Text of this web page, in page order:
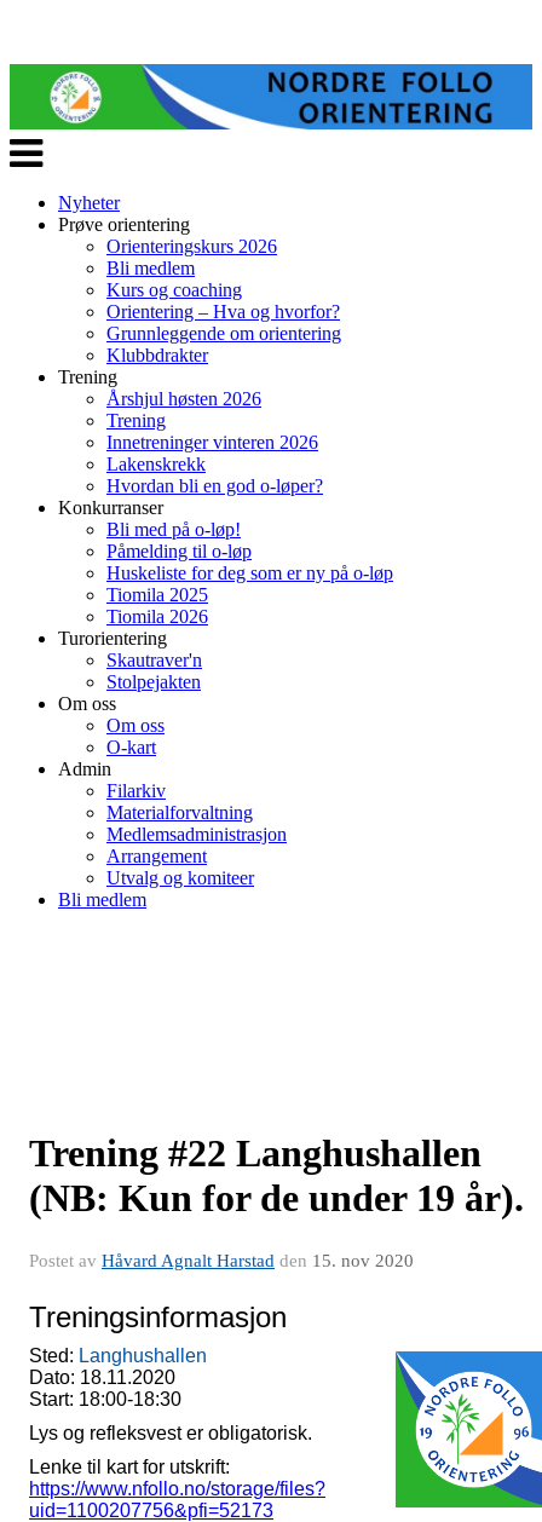
Veksle
navigasjon
Nyheter
Prøve orientering
Orienteringskurs 2026
Bli medlem
Kurs og coaching
Orientering – Hva og hvorfor?
Grunnleggende om orientering
Klubbdrakter
Trening
Årshjul høsten 2026
Trening
Innetreninger vinteren 2026
Lakenskrekk
Hvordan bli en god o-løper?
Konkurranser
Bli med på o-løp!
Påmelding til o-løp
Huskeliste for deg som er ny på o-løp
Tiomila 2025
Tiomila 2026
Turorientering
Skautraver'n
Stolpejakten
Om oss
Om oss
O-kart
Admin
Filarkiv
Materialforvaltning
Medlemsadministrasjon
Arrangement
Utvalg og komiteer
Bli medlem
Trening #22 Langhushallen
(NB: Kun for de under 19 år).
Postet av Håvard Agnalt Harstad den 15. nov 2020
Treningsinformasjon
Sted: Langhushallen
Dato: 18.11.2020
Start: 18:00-18:30
Lys og refleksvest er obligatorisk.
Lenke til kart for utskrift:
https://www.nfollo.no/storage/files?
uid=1100207756&pfi=52173